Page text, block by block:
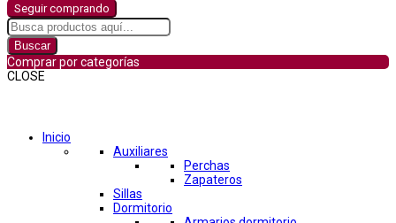
Seguir comprando
Buscar
Comprar por categorías
CLOSE
Inicio
Auxiliares
Perchas
Zapateros
Sillas
Dormitorio